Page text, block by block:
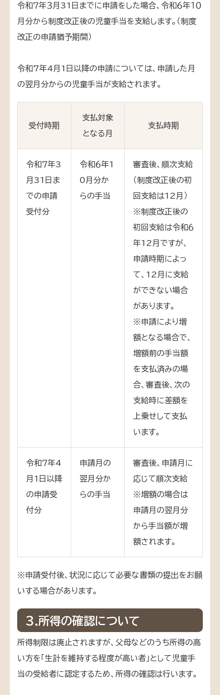
令和７年３月31日までに申請をした場合、令和６年１０
月分から制度改正後の児童手当を支給します。（制度
改正の申請猶予期間）
令和7年4月1日以降の申請については、申請した月
の翌月分からの児童手当が支給されます。
受付時期
支払対象
となる月
支払時期
令和７年3
月31日ま
での申請
受付分
令和６年1
0月分か
らの手当
審査後、順次支給
（制度改正後の初
回支給は12月）
※制度改正後の
初回支給は令和６
年12月ですが、
申請時期によっ
て、12月に支給
ができない場合
があります。
※申請により増
額となる場合で、
増額前の手当額
を支払済みの場
合、審査後、次の
支給時に差額を
上乗せして支払
います。
令和７年4
月1日以降
の申請受
付分
申請月の
翌月分か
らの手当
審査後、申請月に
応じて順次支給
※増額の場合は
申請月の翌月分
から手当額が増
額されます。
※申請受付後、状況に応じて必要な書類の提出をお願
いする場合があります。
３.所得の確認について
所得制限は廃止されますが、父母などのうち所得の高
い方を「生計を維持する程度が高い者」として児童手
当の受給者に認定するため、所得の確認は行います。